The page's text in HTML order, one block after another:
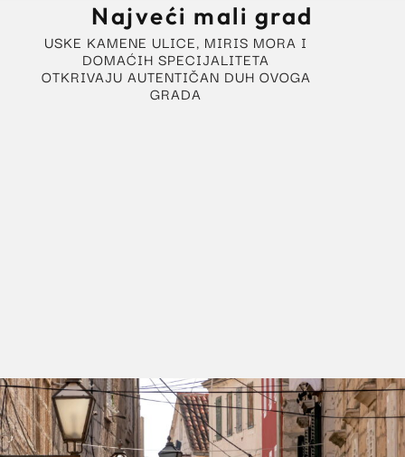
Najveći mali grad
USKE KAMENE ULICE, MIRIS MORA I
DOMAĆIH SPECIJALITETA
OTKRIVAJU AUTENTIČAN DUH OVOGA
GRADA